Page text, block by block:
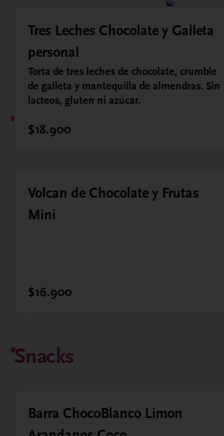
Tres Leches Chocolate y Galleta
personal
Torta de tres leches de chocolate, crumble
de galleta y mantequilla de almendras. Sin
lacteos, gluten ni azúcar.
$18.900
Volcan de Chocolate y Frutas
Mini
$16.900
Snacks
Barra ChocoBlanco Limon